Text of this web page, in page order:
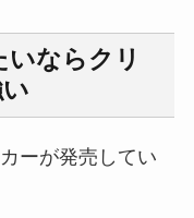
ならクリ
ーが発売してい